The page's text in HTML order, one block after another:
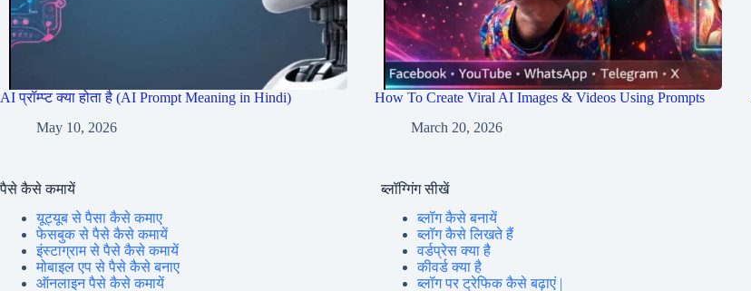
AI प्रॉम्प्ट क्या होता है (AI Prompt Meaning in Hindi)
May 10, 2026
How To Create Viral AI Images & Videos Using Prompts
March 20, 2026
पैसे कैसे कमायें
यूट्यूब से पैसा कैसे कमाए
फेसबुक से पैसे कैसे कमायें
इंस्टाग्राम से पैसे कैसे कमायें
मोबाइल एप से पैसे कैसे बनाए
ऑनलाइन पैसे कैसे कमायें
ब्लॉग्गिंग सीखें
ब्लॉग कैसे बनायें
ब्लॉग कैसे लिखते हैं
वर्डप्रेस क्या है
कीवर्ड क्या है
ब्लॉग पर ट्रेफिक कैसे बढ़ाएं |